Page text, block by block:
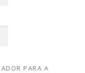
PARA A